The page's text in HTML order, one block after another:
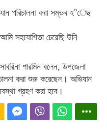
পরিচালনা করা সম্ভব হ”েছ
সহযোগিতা চেয়েছি উনি
শারমিন বলেন, উপজেলা
করা শুরু করেছেন। অভিযান
গ্রহণ করা হবে।